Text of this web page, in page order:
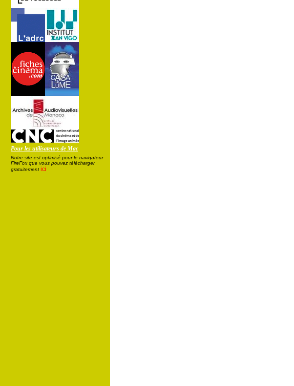
Pour les utilisateurs de Mac
Notre site est optimisé pour le navigateur
FireFox que vous pouvez télécharger
gratuitement ici